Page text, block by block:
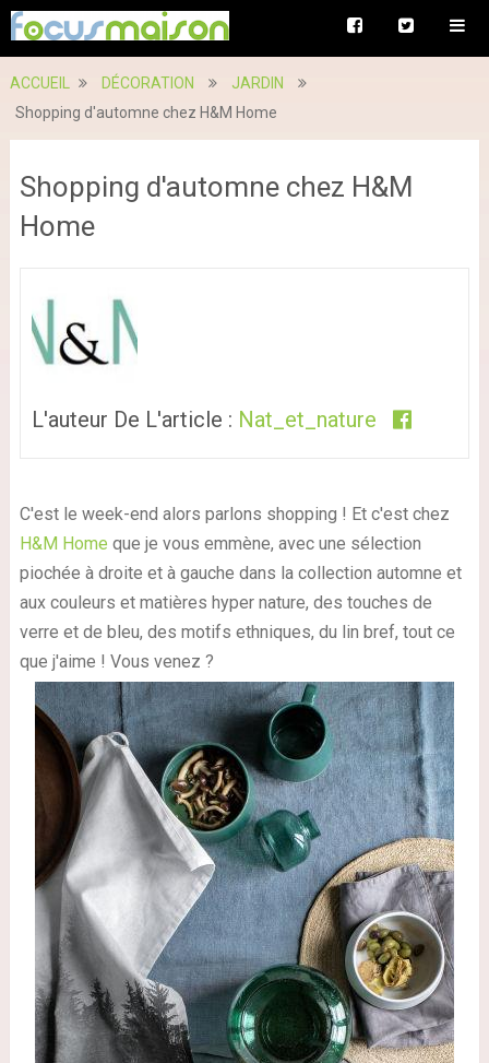
ACCUEIL DÉCORATION
JARDIN
Shopping d'automne chez H&M Home
Shopping d'automne chez H&M
Home
L'auteur De L'article : Nat_et_nature
C'est le week-end alors parlons shopping ! Et c'est chez
H&M Home que je vous emmène, avec une sélection
piochée à droite et à gauche dans la collection automne et
aux couleurs et matières hyper nature, des touches de
verre et de bleu, des motifs ethniques, du lin bref, tout ce
que j'aime ! Vous venez ?